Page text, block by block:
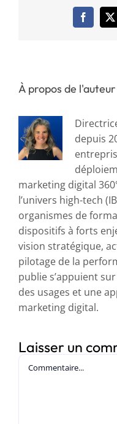
Facebook
X
À propos de
depuis
marketing digital
l’univers high-tech
organismes de
dispositifs à forts
vision stratégique,
pilotage de la
publie s’appuient
des usages et une
marketing digital.
Laisser un